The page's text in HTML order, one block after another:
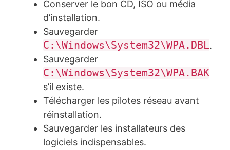
Conserver le bon CD, ISO ou média
d’installation.
Sauvegarder
C:\Windows\System32\WPA.DBL.
Sauvegarder
C:\Windows\System32\WPA.BAK
s’il existe.
Télécharger les pilotes réseau avant
réinstallation.
Sauvegarder les installateurs des
logiciels indispensables.